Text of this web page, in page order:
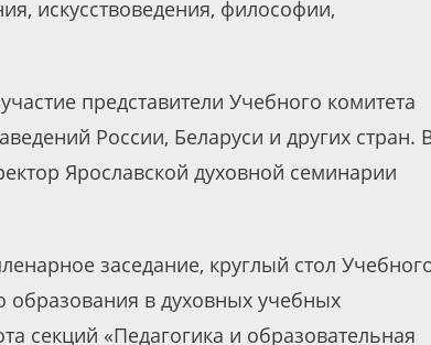
искусствоведения, философии,
представители Учебного комитета
России, Беларуси и других стран.
Ярославской духовной семинарии
заседание, круглый стол
образования в духовных учебных
секций «Педагогика и образовательная